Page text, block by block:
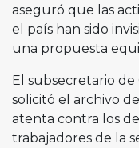
aseguró que las
el país han sido
una propuesta
El subsecretario de
solicitó el archivo
atenta contra los
trabajadores de la